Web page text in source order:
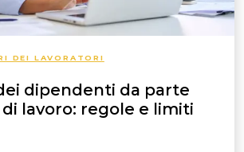
DEI LAVORATORI
dipendenti da parte
lavoro: regole e limiti